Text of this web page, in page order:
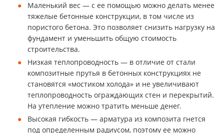
Маленький вес — с ее помощью можно делать менее
тяжелые бетонные конструкции, в том числе из
пористого бетона. Это позволяет снизить нагрузку на
фундамент и уменьшить общую стоимость
строительства.
Низкая теплопроводность — в отличие от стали
композитные прутья в бетонных конструкциях не
становятся «мостиком холода» и не увеличивают
теплопроводность ограждающих стен и перекрытий.
На утепление можно тратить меньше денег.
Высокая гибкость — арматура из композита гнется
под определенным радиусом, поэтому ее можно